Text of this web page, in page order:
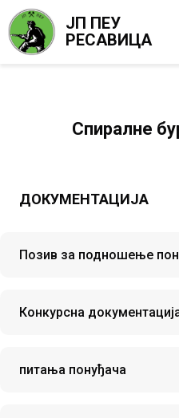
ЈП ПЕУ
РЕСАВИЦА
Спиралне
ДОКУМЕНТАЦИЈА
Позив за подношење
Конкурсна
питања понуђача